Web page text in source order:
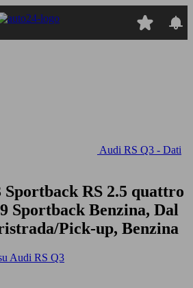
Audi RS Q3 - Dati
Sportback RS 2.5 quattro
Sportback Benzina, Dal
Pick-up, Benzina
Audi RS Q3